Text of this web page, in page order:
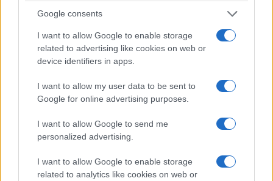
Google consents
I want to allow Google to enable storage
related to advertising like cookies on web or
device identifiers in apps.
I want to allow my user data to be sent to
Google for online advertising purposes.
I want to allow Google to send me
personalized advertising.
I want to allow Google to enable storage
related to analytics like cookies on web or
ΑΝΗΚΕΙ ΣΤΗΝ ΚΑΤΗΓΟΡΙΑ: STREAMING , ΑΝΑΚΟΙΝΩΣΕΙΣ
ΕΠΙΣΗΜΑΣΜΕΝΟ ΜΕ: ANT1 , DAZN